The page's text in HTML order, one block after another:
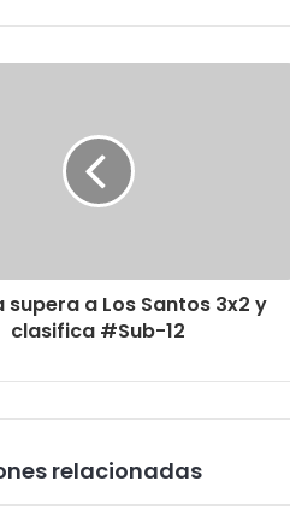
supera a Los Santos 3x2 y
clasifica #Sub-12
relacionadas